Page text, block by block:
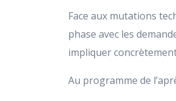
Face aux mutations
phase avec les
impliquer
Au programme de